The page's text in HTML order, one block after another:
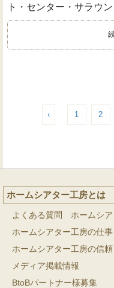
ト・センター・サラウ
‹ 1 2
ホームシアター工房とは
よくある質問 ホームシア
ホームシアター工房の仕事
ホームシアター工房の信
メディア掲載情報
BtoBパートナー様募集